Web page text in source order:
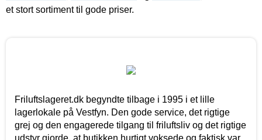
et stort sortiment til gode priser.
Friluftslageret.dk begyndte tilbage i 1995 i et lille
lagerlokale på Vestfyn. Den gode service, det rigtige
grej og den engagerede tilgang til friluftsliv og det rigtige
udstyr gjorde, at butikken hurtigt voksede og faktisk var